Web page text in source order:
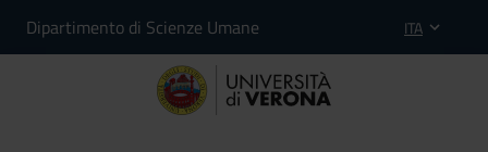
Dipartimento di Scienze Umane ITA